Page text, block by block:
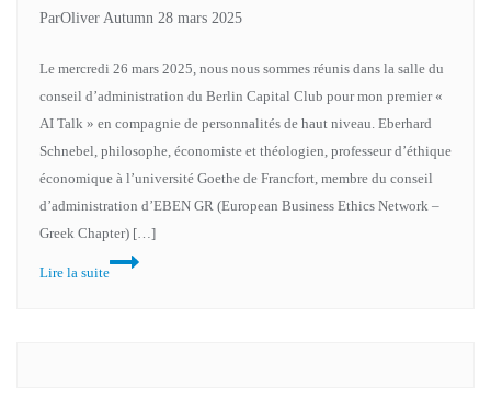
éducation
être
plus
que
de
la
technologie
ParOliver Autumn 28 mars 2025
Le mercredi 26 mars 2025, nous nous sommes réunis dans la salle du
conseil d’administration du Berlin Capital Club pour mon premier «
AI Talk » en compagnie de personnalités de haut niveau. Eberhard
Schnebel, philosophe, économiste et théologien, professeur d’éthique
économique à l’université Goethe de Francfort, membre du conseil
d’administration d’EBEN GR (European Business Ethics Network –
Greek Chapter) […]
Lire la suite
Rétrospective